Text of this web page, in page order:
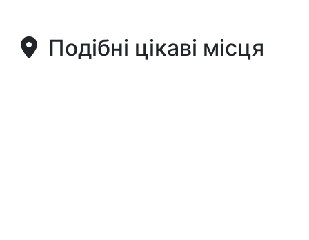
Подібні цікаві місця